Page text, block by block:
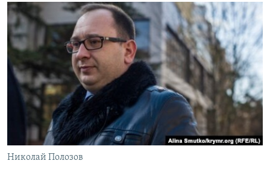
поискуИНФОГРАФИКА
ТЕЛЕПРОЕКТ КРЫМ.РЕАЛИИ
СОВЕТЫ ПРАВОЗАЩИТНИКОВ
ПРОПАВШИЕ БЕЗ ВЕСТИ
ПОБЕДИТЕЛЕЙ НЕ СУДЯТ?
КРЫМ.НЕПОКОРЕННЫЙ
ELIFBE
УКРАИНСКАЯ ПРОБЛЕМА КРЫМА
КАК ОБОЙТИ БЛОКИРОВКУ
Українською
Qırımtatar
ПРИСОЕДИНЯЙТЕСЬ!
Николай Полозов